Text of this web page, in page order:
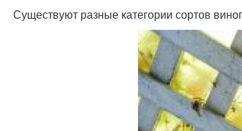
Существуют разные категории сортов